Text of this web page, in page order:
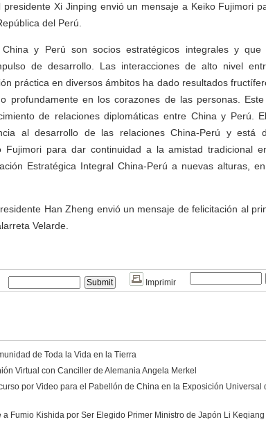
Xi Jinping envió un mensaje a Keiko Fujimori
del Perú.
y Perú son socios estratégicos integrales y que
de desarrollo. Las interacciones de alto nivel
práctica en diversos ámbitos ha dado resultados
profundamente en los corazones de las personas.
de relaciones diplomáticas entre China y Perú.
al desarrollo de las relaciones China-Perú y está
Fujimori para dar continuidad a la amistad tradicional
Estratégica Integral China-Perú a nuevas alturas,
Han Zheng envió un mensaje de felicitación al
Velarde.
Imprimir
de Toda la Vida en la Tierra
Virtual con Canciller de Alemania Angela Merkel
por Video para el Pabellón de China en la Exposición Universal
Fumio Kishida por Ser Elegido Primer Ministro de Japón Li